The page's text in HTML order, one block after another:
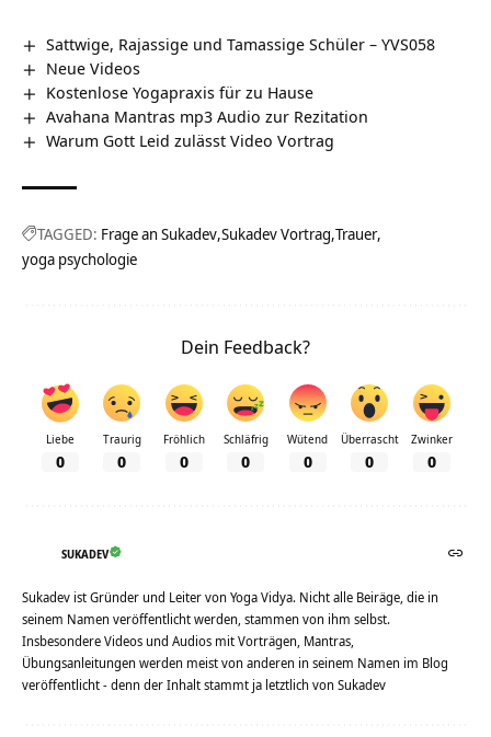
Sattwige, Rajassige und Tamassige Schüler – YVS058
Neue Videos
Kostenlose Yogapraxis für zu Hause
Avahana Mantras mp3 Audio zur Rezitation
Warum Gott Leid zulässt Video Vortrag
TAGGED: Frage an Sukadev Sukadev Vortrag Trauer
yoga psychologie
Dein Feedback?
Liebe
0
Traurig
0
Fröhlich
0
Schläfrig
0
Wütend
0
Überrascht
0
Zwinker
0
SUKADEV
Sukadev ist Gründer und Leiter von Yoga Vidya. Nicht alle Beiräge, die in
seinem Namen veröffentlicht werden, stammen von ihm selbst.
Insbesondere Videos und Audios mit Vorträgen, Mantras,
Übungsanleitungen werden meist von anderen in seinem Namen im Blog
veröffentlicht - denn der Inhalt stammt ja letztlich von Sukadev